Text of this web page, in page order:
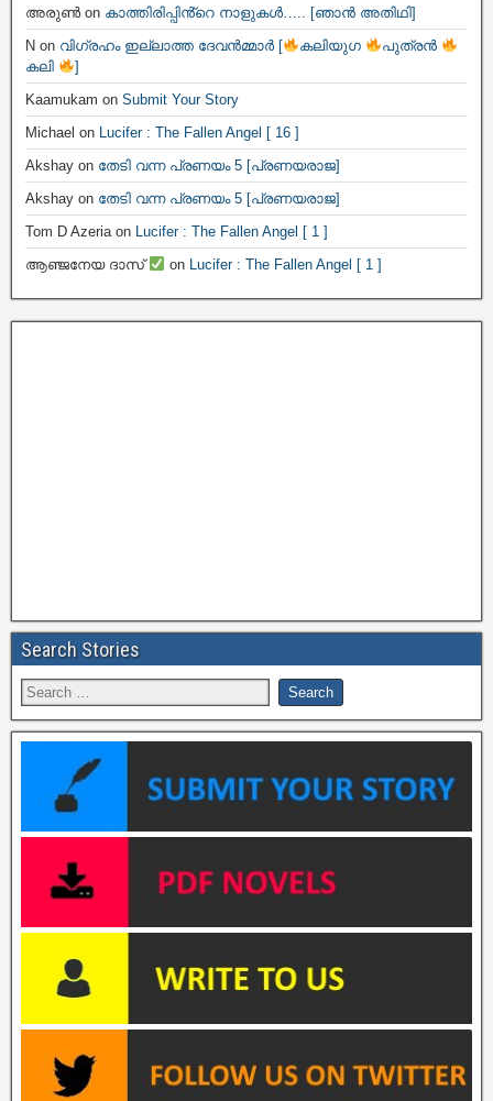
അരുൺon കാത്തിരിപ്പിൻ്റെ നാളുകൾ….. [ഞാൻ അതിഥി]
N on വിഗ്രഹം ഇല്ലാത്ത ദേവൻമ്മാർ [ കലിയുഗ
പുത്രൻ
കലി
]
Kaamukam on Submit Your Story
Michael on Lucifer : The Fallen Angel [ 16 ]
Akshay on തേടി വന്ന പ്രണയം 5 [പ്രണയരാജ]
Akshay on തേടി വന്ന പ്രണയം 5 [പ്രണയരാജ]
Tom D Azeriaon Lucifer : The Fallen Angel [ 1 ]
ആഞ്ജനേയ ദാസ്
on Lucifer : The Fallen Angel [ 1 ]
Search Stories